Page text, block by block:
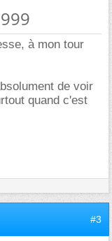
à mon tour
de voir
quand c'est
#3